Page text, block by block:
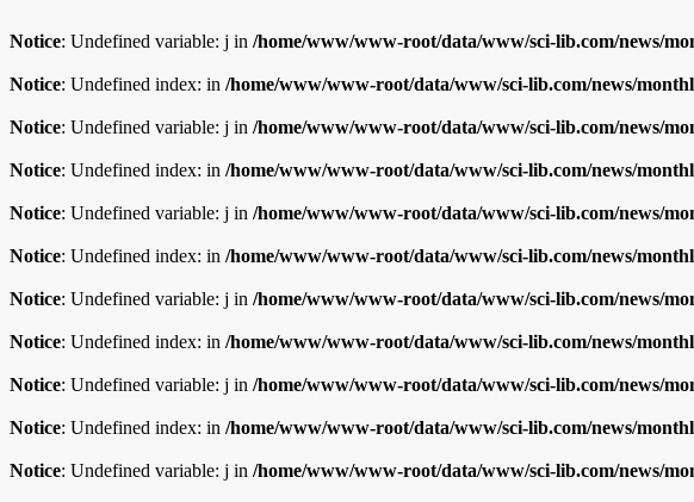
Notice: Undefined variable: j in /home/www/www-root/data/www/sci-lib.com/news/
Notice: Undefined index: in /home/www/www-root/data/www/sci-lib.com/news/
Notice: Undefined variable: j in /home/www/www-root/data/www/sci-lib.com/news/
Notice: Undefined index: in /home/www/www-root/data/www/sci-lib.com/news/
Notice: Undefined variable: j in /home/www/www-root/data/www/sci-lib.com/news/
Notice: Undefined index: in /home/www/www-root/data/www/sci-lib.com/news/
Notice: Undefined variable: j in /home/www/www-root/data/www/sci-lib.com/news/
Notice: Undefined index: in /home/www/www-root/data/www/sci-lib.com/news/
Notice: Undefined variable: j in /home/www/www-root/data/www/sci-lib.com/news/
Notice: Undefined index: in /home/www/www-root/data/www/sci-lib.com/news/
Notice: Undefined variable: j in /home/www/www-root/data/www/sci-lib.com/news/